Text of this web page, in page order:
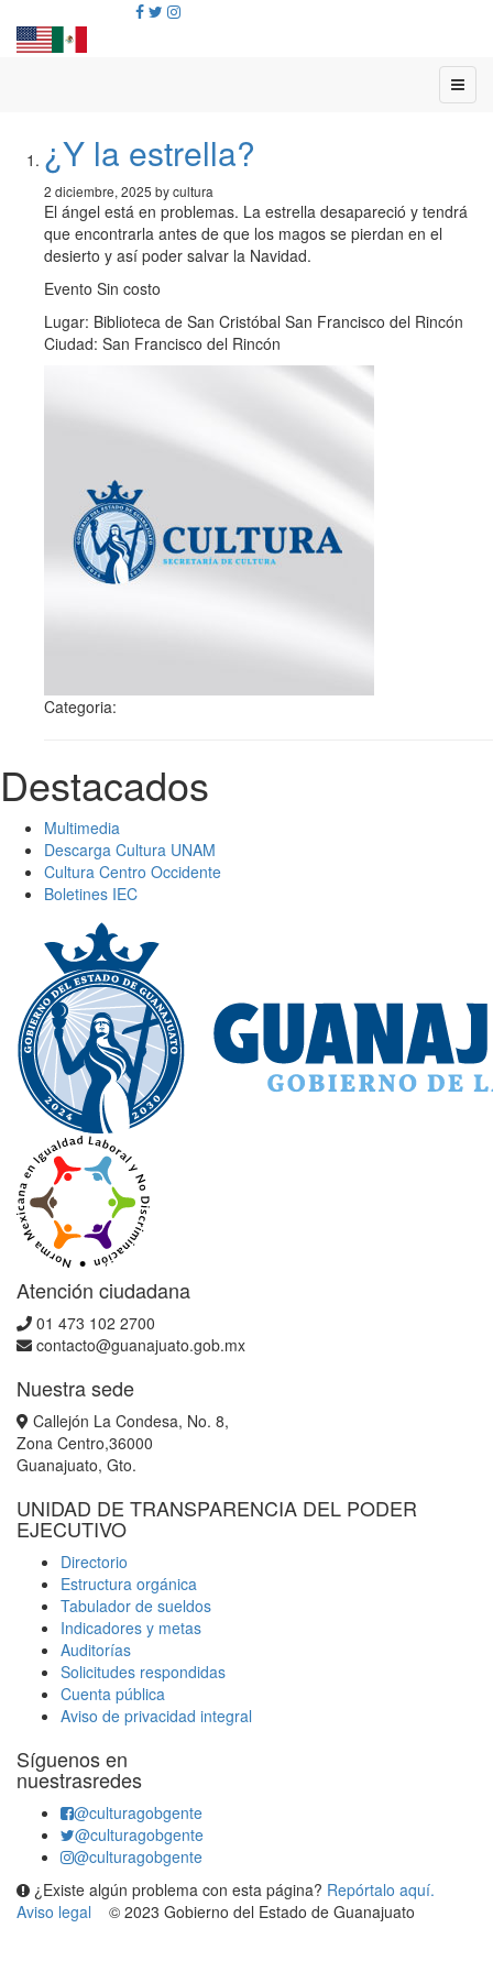
¿Y la estrella?
2 diciembre, 2025 by cultura
El ángel está en problemas. La estrella desapareció y tendrá
que encontrarla antes de que los magos se pierdan en el
desierto y así poder salvar la Navidad.
Evento Sin costo
Lugar: Biblioteca de San Cristóbal San Francisco del Rincón
Ciudad: San Francisco del Rincón
Categoria:
Destacados
Multimedia
Descarga Cultura UNAM
Cultura Centro Occidente
Boletines IEC
Atención ciudadana
01 473 102 2700
contacto@guanajuato.gob.mx
Nuestra sede
Callejón La Condesa, No. 8,
Zona Centro,36000
Guanajuato, Gto.
UNIDAD DE TRANSPARENCIA DEL PODER
EJECUTIVO
Directorio
Estructura orgánica
Tabulador de sueldos
Indicadores y metas
Auditorías
Solicitudes respondidas
Cuenta pública
Aviso de privacidad integral
Síguenos en
nuestrasredes
@culturagobgente
@culturagobgente
@culturagobgente
¿Existe algún problema con esta página? Repórtalo aquí.
Aviso legal
© 2023 Gobierno del Estado de Guanajuato